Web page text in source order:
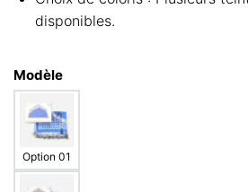
disponibles.
Modèle
Option 01